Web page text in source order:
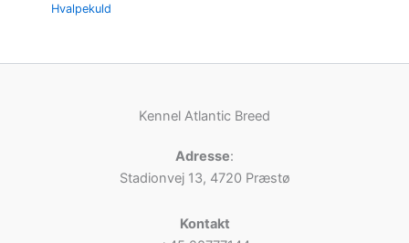
Hvalpekuld
Kennel Atlantic Breed
Adresse:
Stadionvej 13, 4720 Præstø
Kontakt